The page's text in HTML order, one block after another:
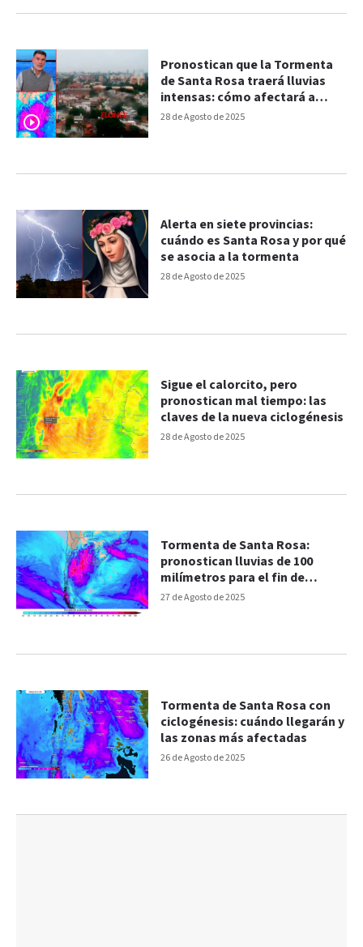
28 de Agosto de 2025
Pronostican que la Tormenta
de Santa Rosa traerá lluvias
intensas: cómo afectará a
Entre Ríos
28 de Agosto de 2025
Alerta en siete provincias:
cuándo es Santa Rosa y por qué
se asocia a la tormenta
28 de Agosto de 2025
Sigue el calorcito, pero
pronostican mal tiempo: las
claves de la nueva ciclogénesis
27 de Agosto de 2025
Tormenta de Santa Rosa:
pronostican lluvias de 100
milímetros para el fin de
semana
26 de Agosto de 2025
Tormenta de Santa Rosa con
ciclogénesis: cuándo llegarán y
las zonas más afectadas